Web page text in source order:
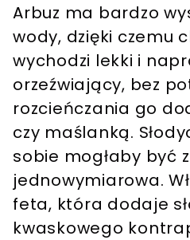
Arbuz ma bardzo
wody, dzięki czemu
wychodzi lekki i
orzeźwiający, bez
rozcieńczania go
czy maślanką.
sobie mogłaby być
jednowymiarowa.
feta, która dodaje
kwaskowego